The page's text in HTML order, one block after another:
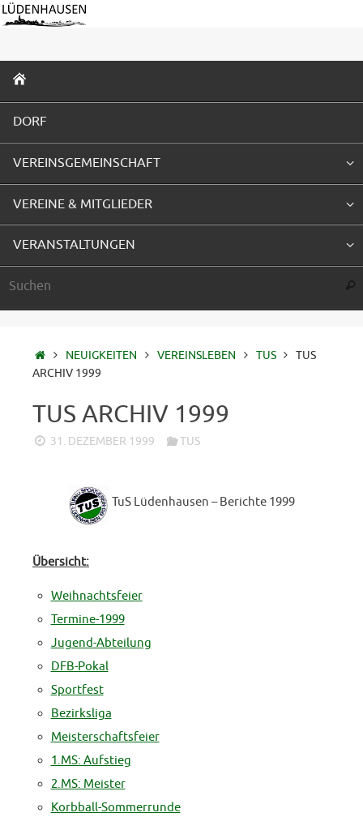
Zum
Inhalt
INHALT
SPRINGEN
DORF
VEREINSGEMEINSCHAFT
VEREINE & MITGLIEDER
VERANSTALTUNGEN
STARTSEITE
NEUIGKEITEN VEREINSLEBEN TUS
TUS
ARCHIV 1999
TUS ARCHIV 1999
31. DEZEMBER 1999 TUS
TuS Lüdenhausen – Berichte 1999
Übersicht:
Weihnachtsfeier
Termine-1999
Jugend-Abteilung
DFB-Pokal
Sportfest
Bezirksliga
Meisterschaftsfeier
1.MS: Aufstieg
2.MS: Meister
Korbball-Sommerrunde